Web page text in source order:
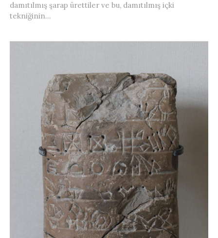
damıtılmış şarap ürettiler ve bu, damıtılmış içki
tekniğinin...